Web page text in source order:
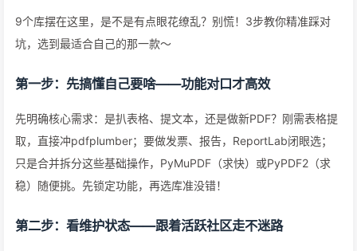
9个库摆在这里，是不是有点眼花缭乱？别慌！3步教你精准踩对
坑，选到最适合自己的那一款～
第一步：先搞懂自己要啥——功能对口才高效
先明确核心需求：是扒表格、提文本，还是做新PDF？刚需表格提
取，直接冲pdfplumber；要做发票、报告，ReportLab闭眼选；
只是合并拆分这些基础操作，PyMuPDF（求快）或PyPDF2（求
稳）随便挑。先锁定功能，再选库准没错！
第二步：看维护状态——跟着活跃社区走不迷路